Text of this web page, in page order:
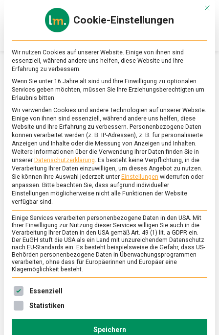
Online-
Magazin
zu
&
Ernährung
SCHLAGWORT:DGE
ERNÄHRUNG & GESUNDHEIT /FEATURED/WISSEN
Veganuary – vegane Ernährung gehört
zur Lebensmittelvielfalt dazu
10. Januar 2022
Ernährung
Die gemeinnützige Organisation „Veganuary“ hat im
Jahr 2014 den Januar als Monat der veganen
Ernährung ausgerufen. Doch was bedeutet es, wenn
Mit
Cookie-Einstellungen
Wir nutzen Cookies auf unserer Website. Einige von ihnen sind
essenziell, während andere uns helfen, diese Website und Ihre
Erfahrung zu verbessern.
Wenn Sie unter 16 Jahre alt sind und Ihre Einwilligung zu optionalen
Services geben möchten, müssen Sie Ihre Erziehungsberechtigten um
Erlaubnis bitten.
Wir verwenden Cookies und andere Technologien auf unserer Website.
Einige von ihnen sind essenziell, während andere uns helfen, diese
Website und Ihre Erfahrung zu verbessern. Personenbezogene Daten
können verarbeitet werden (z. B. IP-Adressen), z. B. für personalisierte
Anzeigen und Inhalte oder die Messung von Anzeigen und Inhalten.
Weitere Informationen über die Verwendung Ihrer Daten finden Sie in
unserer Datenschutzerklärung. Es besteht keine Verpflichtung, in die
Verarbeitung Ihrer Daten einzuwilligen, um dieses Angebot zu nutzen.
Sie können Ihre Auswahl jederzeit unter Einstellungen widerrufen oder
anpassen. Bitte beachten Sie, dass aufgrund individueller
Einstellungen möglicherweise nicht alle Funktionen der Website
verfügbar sind.
Einige Services verarbeiten personenbezogene Daten in den USA. Mit
Ihrer Einwilligung zur Nutzung dieser Services willigen Sie auch in die
Verarbeitung Ihrer Daten in den USA gemäß Art. 49 (1) lit. a GDPR ein.
Der EuGH stuft die USA als ein Land mit unzureichendem Datenschutz
nach EU-Standards ein. Es besteht beispielsweise die Gefahr, dass US-
Behörden personenbezogene Daten in Überwachungsprogrammen
verarbeiten, ohne dass für Europäerinnen und Europäer eine
Klagemöglichkeit besteht.
Es folgt eine Liste der Service-Gruppen, für die eine
Essenziell
Statistiken
Speichern